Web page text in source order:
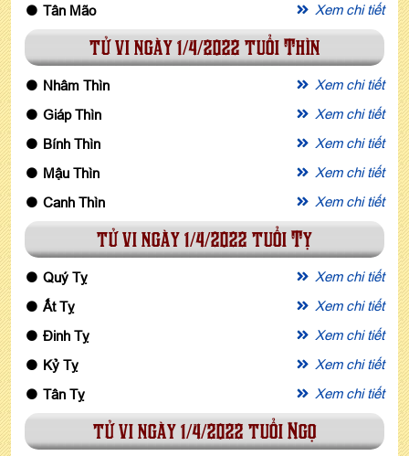
Tân Mão
Xem chi tiết
tử vi ngày 1/4/2022 tuổi Thìn
Nhâm Thìn
Xem chi tiết
Giáp Thìn
Xem chi tiết
Bính Thìn
Xem chi tiết
Mậu Thìn
Xem chi tiết
Canh Thìn
Xem chi tiết
tử vi ngày 1/4/2022 tuổi Tỵ
Quý Tỵ
Xem chi tiết
Ất Tỵ
Xem chi tiết
Đinh Tỵ
Xem chi tiết
Kỷ Tỵ
Xem chi tiết
Tân Tỵ
Xem chi tiết
tử vi ngày 1/4/2022 tuổi Ngọ